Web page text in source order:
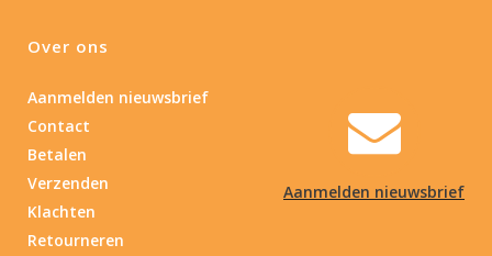
Aanmelden nieuwsbrief
Over ons
Aanmelden nieuwsbrief
Contact
Betalen
Verzenden
Klachten
Retourneren